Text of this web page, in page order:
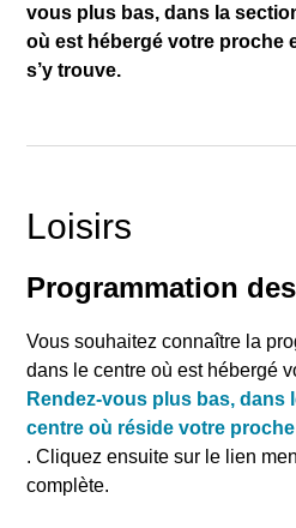
vous plus bas, dans la
où est hébergé votre proche
s’y trouve.
Loisirs
Programmation
Vous souhaitez connaître la
dans le centre où est hébergé
Rendez-vous plus bas, dans
centre où réside votre proche
. Cliquez ensuite sur le lien
complète.